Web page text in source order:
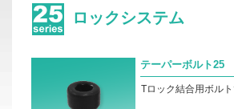
ロックシステム
テーパーボルト25
Tロック結合用ボル